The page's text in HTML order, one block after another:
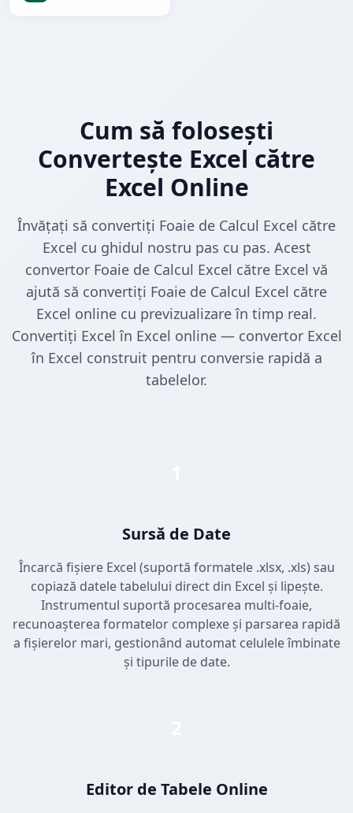
Cum să folosești
Convertește Excel către
Excel Online
Învățați să convertiți Foaie de Calcul Excel către
Excel cu ghidul nostru pas cu pas. Acest
convertor Foaie de Calcul Excel către Excel vă
ajută să convertiți Foaie de Calcul Excel către
Excel online cu previzualizare în timp real.
Convertiți Excel în Excel online — convertor Excel
în Excel construit pentru conversie rapidă a
tabelelor.
Sursă de Date
Încarcă fișiere Excel (suportă formatele .xlsx, .xls) sau
copiază datele tabelului direct din Excel și lipește.
Instrumentul suportă procesarea multi-foaie,
recunoașterea formatelor complexe și parsarea rapidă
a fișierelor mari, gestionând automat celulele îmbinate
și tipurile de date.
Editor de Tabele Online